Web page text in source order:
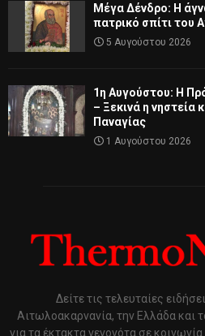
Μέγα Δένδρο: Η
πατρικό σπίτι του
5 Αυγούστου 2026
1η Αυγούστου: Η
– Ξεκινά η νηστεία
Παναγίας
1 Αυγούστου 2026
Δείτε τις τελευταίες
Αιτωλοακαρνανία, την Ελλάδα και
για τα έκτακτα γεγονότα σε